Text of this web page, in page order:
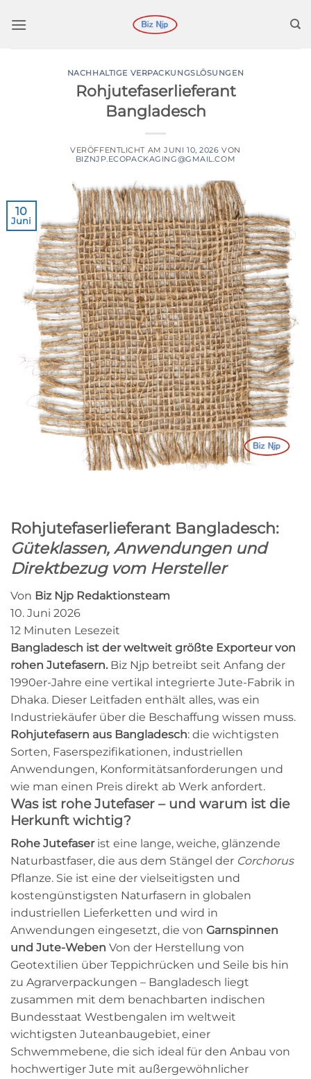
Inhalt
NACHHALTIGE VERPACKUNGSLÖSUNGEN
Rohjutefaserlieferant
Bangladesch
VERÖFFENTLICHT AMJUNI 10, 2026 VON
BIZNJP.ECOPACKAGING@GMAIL.COM
10
Juni
Rohjutefaserlieferant Bangladesch:
Güteklassen, Anwendungen und
Direktbezug vom Hersteller
Von Biz Njp Redaktionsteam
10. Juni 2026
12 Minuten Lesezeit
Bangladesch ist der weltweit größte Exporteur von
rohen Jutefasern. Biz Njp betreibt seit Anfang der
1990er-Jahre eine vertikal integrierte Jute-Fabrik in
Dhaka. Dieser Leitfaden enthält alles, was ein
Industriekäufer über die Beschaffung wissen muss.
Rohjutefasern aus Bangladesch: die wichtigsten
Sorten, Faserspezifikationen, industriellen
Anwendungen, Konformitätsanforderungen und
wie man einen Preis direkt ab Werk anfordert.
Was ist rohe Jutefaser – und warum ist die
Herkunft wichtig?
Rohe Jutefaserist eine lange, weiche, glänzende
Naturbastfaser, die aus dem Stängel der Corchorus
Pflanze. Sie ist eine der vielseitigsten und
kostengünstigsten Naturfasern in globalen
industriellen Lieferketten und wird in
Anwendungen eingesetzt, die von Garnspinnen
und Jute-Weben Von der Herstellung von
Geotextilien über Teppichrücken und Seile bis hin
zu Agrarverpackungen – Bangladesch liegt
zusammen mit dem benachbarten indischen
Bundesstaat Westbengalen im weltweit
wichtigsten Juteanbaugebiet, einer
Schwemmebene, die sich ideal für den Anbau von
hochwertiger Jute mit außergewöhnlicher